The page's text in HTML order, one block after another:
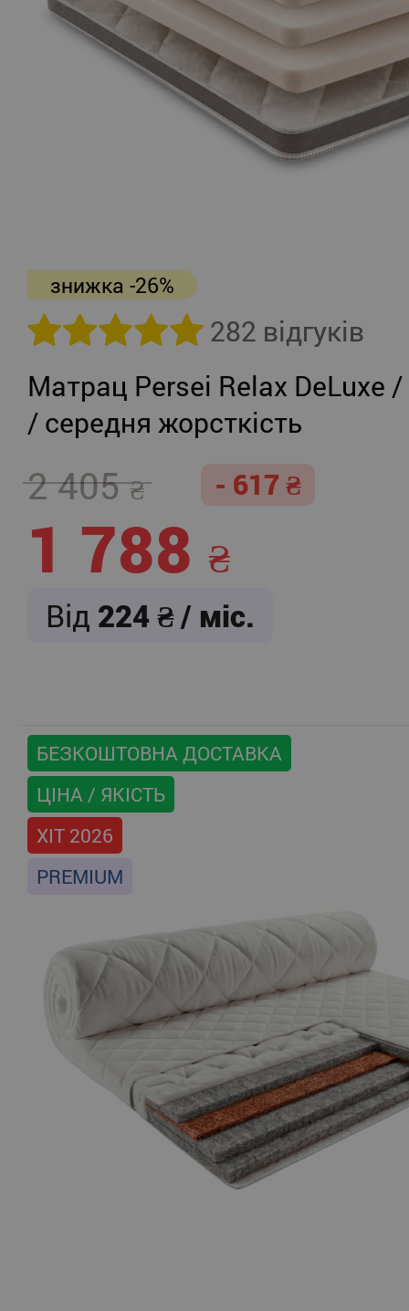
знижка -26%
282 відгуків
Матрац Persei Relax DeLuxe
/ середня жорсткість
2 405 - 617
1 788
Від 224 / міс.
БЕЗКОШТОВНА ДОСТАВКА
ЦІНА / ЯКІСТЬ
ХІТ 2026
PREMIUM